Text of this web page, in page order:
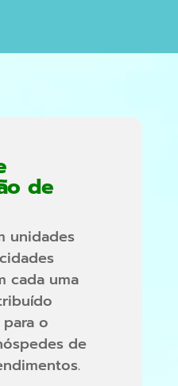
de
unidades
cada uma
o
de